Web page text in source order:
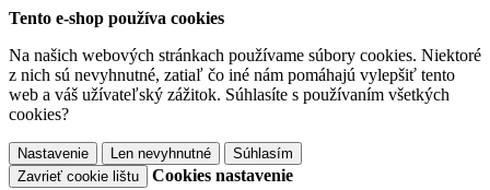
Tento e-shop používa cookies
Na našich webových stránkach používame súbory cookies. Niektoré
z nich sú nevyhnutné, zatiaľ čo iné nám pomáhajú vylepšiť tento
web a váš užívateľský zážitok. Súhlasíte s používaním všetkých
cookies?
Nastavenie Len nevyhnutné
Súhlasím
Zavrieť cookie lištu
Cookies nastavenie